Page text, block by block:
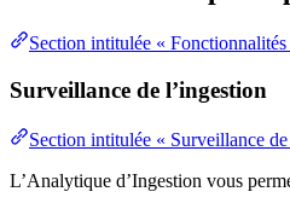
Section intitulée «
Surveillance de l’ingestion
Section intitulée « Surveillance
L’Analytique d’Ingestion vous